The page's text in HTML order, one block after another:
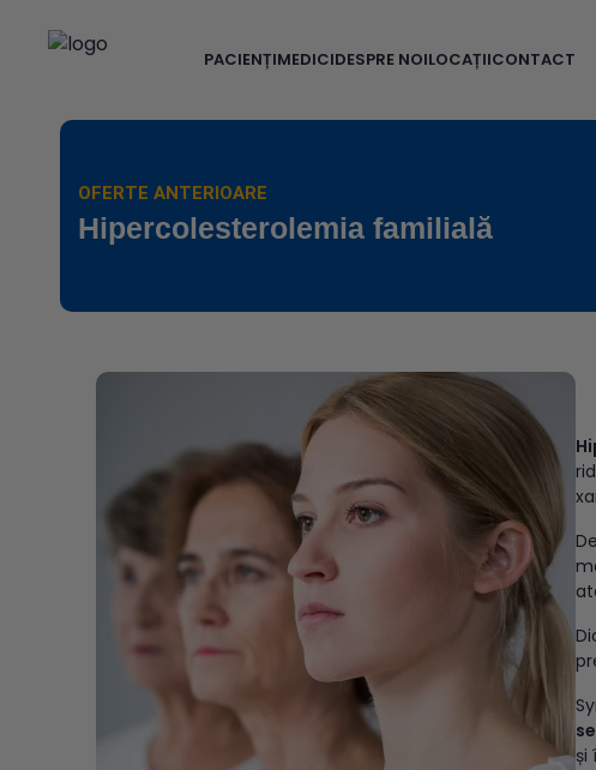
PACIENȚIMEDICIDESPRE NOILOCAȚIICONTACT
OFERTE ANTERIOARE
Hipercolesterolemia familială
și